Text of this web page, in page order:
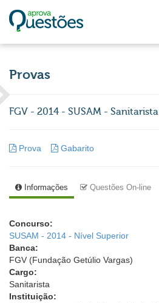
Provas
FGV - 2014 - SUSAM - Sanitarista
Prova Gabarito
Informações Questões On-line
Concurso:
SUSAM - 2014 - Nível Superior
Banca:
FGV (Fundação Getúlio Vargas)
Cargo:
Sanitarista
Instituição: